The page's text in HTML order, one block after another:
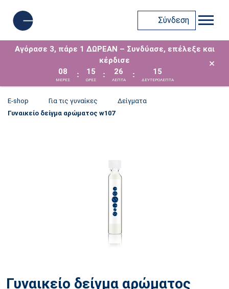
Σύνδεση
Αγόρασε 3, πάρε 1 ΔΩΡΕΑΝ – Συνδύασε, επέλεξε και
κέρδισε
08
ΜΈΡΕΣ
: 15
ΩΡΕΣ
: 26
ΛΕΠΤΑ
: 15
ΔΕΥΤΕΡΟΛΕΠΤΑ
×
E-shop Για τις γυναίκες
Δείγματα
Γυναικείο δείγμα αρώματος w107
Γυναικείο δείγμα αρώματος